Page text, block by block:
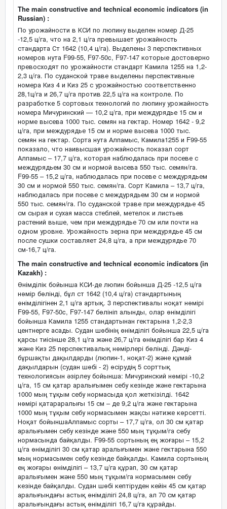
The main constructive and technical economic indicators (in
Russian) :
По урожайности в КСИ по люпину выделен номер Д-25
-12,5 ц/га, что на 2,1 ц/га превышает урожайность
стандарта Ст 1642 (10,4 ц/га). Выделены 3 перспективных
номеров нута F99-55, F97-50c, F97-147 которые достоверно
превосходят по урожайности стандарт Камила 1255 на 1,2-
2,3 ц/га. По суданской траве выделены перспективные
номера Киз 4 и Киз 25 с урожайностью соответственно
28,1ц/га и 26,7 ц/га против 22,5 ц/га на контроле. По
разработке 5 сортовых технологий по люпину урожайность
номера Мичуринский — 10,2 ц/га, при междурядье 15 см и
норме высева 1000 тыс. семян на гектар. Номер 1642 - 9,2
ц/га, при междурядье 15 см и норме высева 1000 тыс.
семян на гектар. Сорта нута Алпамыс, Камила1255 и F99-55
показало, что наивысшая урожайность показал сорт
Алпамыс – 17,7 ц/га, которая наблюдалась при посеве с
междурядьем 30 см и нормой высева 550 тыс. семян/га.
F99-55 – 15,2 ц/га, наблюдалась при посеве с междурядьем
30 см и нормой 550 тыс. семян/га. Сорт Камила – 13,7 ц/га,
наблюдалась при посеве с междурядьем 30 см и нормой
550 тыс. семян/га. По суданской траве при междурядье 45
см сырая и сухая масса стеблей, метелок и листьев
растений выше, чем при междурядье 70 см или почти на
одном уровне. Урожайность зерна при междурядье 45 см
после сушки составляет 24,8 ц/га, а при междурядье 70
см-16,7 ц/га.
The main constructive and technical economic indicators (in
Kazakh) :
Өнімділік бойынша КСИ-де люпин бойынша Д-25 -12,5 ц/га
нөмір бөлінді, бұл ст 1642 (10,4 ц/га) стандартының
өнімділігінен 2,1 ц/га артық. 3 перспективалы ноқат нөмірі
F99-55, F97-50c, F97-147 бөлініп алынды, олар өнімділігі
бойынша Камила 1255 стандартынан гектарына 1,2-2,3
центнерге асады. Судан шөбінің өнімділігі бойынша 22,5 ц/га
қарсы тиісінше 28,1 ц/га және 26,7 ц/га өнімділігі бар Киз 4
және Киз 25 перспективалық нөмірлері бөлінді. Дәнді-
бұршақты дақылдарды (люпин-1, ноқат-2) және құмай
дақылдарын (судан шөбі - 2) өсірудің 5 сорттық
технологиясын әзірлеу бойынша: Мичуринский нөмірі -10,2
ц/га, 15 см қатар аралығымен себу кезінде және гектарына
1000 мың тұқым себу нормасыда қол жеткізілді. 1642
нөмірі қатараралығы 15 см – де 9,2 ц/га және гектарына
1000 мың тұқым себу нормасымен жақсы нәтиже көрсетті.
Ноқат бойыншаАлпамыс сорты – 17,7 ц/га, ол 30 см қатар
аралығымен себу кезінде және 550 мың тұқым/га себу
нормасында байқалды. F99-55 сортының ең жоғары – 15,2
ц/га өнімділігі 30 см қатар аралығымен және гектарына 550
мың нормасымен себу кезінде байқалды. Камила сортының
ең жоғары өнімділігі – 13,7 ц/га құрап, 30 см қатар
аралығымен және 550 мың тұқым/га нормасымен себу
кезінде байқалды. Судан шөбі кептіруден кейін 45 см қатар
аралығындағы астық өнімділігі 24,8 ц/га, ал 70 см қатар
аралығындағы астық өнімділігі 16,7 ц/га құрайды.